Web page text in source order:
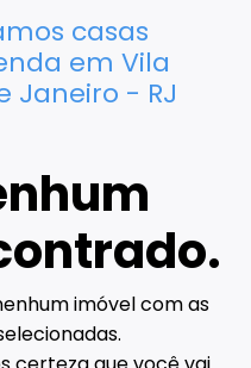
casas
em Vila
Janeiro - RJ
imóvel com as